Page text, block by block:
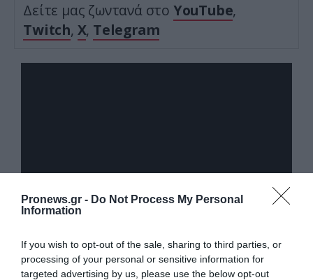
Pronews.gr - Do Not Process My Personal
Information
If you wish to opt-out of the sale, sharing to third parties, or
processing of your personal or sensitive information for
targeted advertising by us, please use the below opt-out
Δείτε μας ζωντανά στο YouTube,
Twitch, X, Telegram
Provocateur